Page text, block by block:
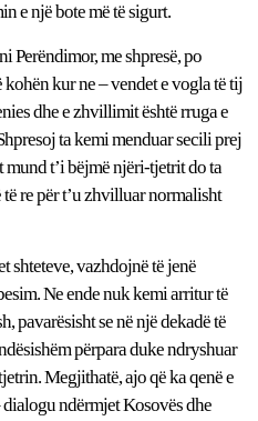
e një bote më të sigurt.
Perëndimor, me shpresë, po
kur ne – vendet e vogla të tij
dhe e zhvillimit është rruga e
ta kemi menduar secili prej
mund t’i bëjmë njëri-tjetrit do ta
re për t’u zhvilluar normalisht
shteteve, vazhdojnë të jenë
Ne ende nuk kemi arritur të
pavarësisht se në një dekadë të
përpara duke ndryshuar
Megjithatë, ajo që ka qenë e
ndërmjet Kosovës dhe